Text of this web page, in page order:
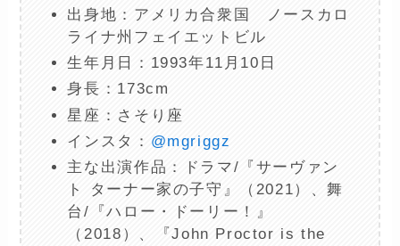
出身地：アメリカ合衆国 ノースカロ
ライナ州フェイエットビル
生年月日：1993年11月10日
身長：173cm
星座：さそり座
インスタ： @mgriggz
主な出演作品：ドラマ/『サーヴァン
ト ターナー家の子守』（2021）、舞
台/『ハロー・ドーリー！』
（2018）、『John Proctor is the